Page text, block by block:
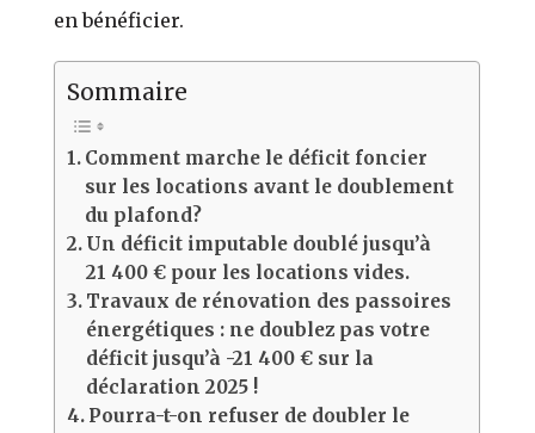
en bénéficier.
Sommaire
Comment marche le déficit foncier
sur les locations avant le doublement
du plafond?
Un déficit imputable doublé jusqu’à
21 400 € pour les locations vides.
Travaux de rénovation des passoires
énergétiques : ne doublez pas votre
déficit jusqu’à -21 400 € sur la
déclaration 2025 !
Pourra-t-on refuser de doubler le